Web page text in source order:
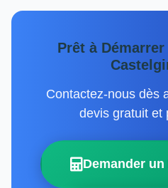
Prêt à
Contactez-nous dès
devis gratuit et
Demander